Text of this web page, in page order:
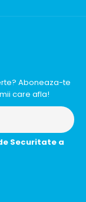
Aboneaza-te
care afla!
Securitate a